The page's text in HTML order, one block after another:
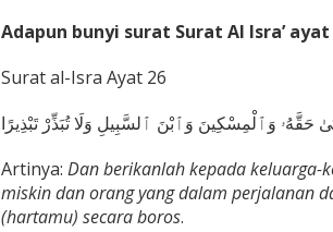
Adapun bunyi surat Surat Al Isra’
Surat al-Isra Ayat 26
حَقَّهُۥ وَٱلْمِسْكِينَ وَٱبْنَ ٱلسَّبِيلِ وَلَا تُبَذِّرْ تَبْذِيرًا
Artinya: Dan berikanlah kepada keluarga-
miskin dan orang yang dalam perjalanan
(hartamu) secara boros.